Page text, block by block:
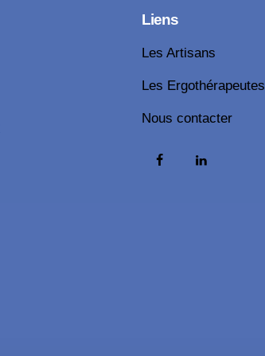
Liens
Les Artisans
Les Ergothérapeutes
Nous contacter